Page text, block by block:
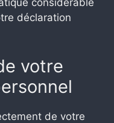
considérable
déclaration
votre
de votre